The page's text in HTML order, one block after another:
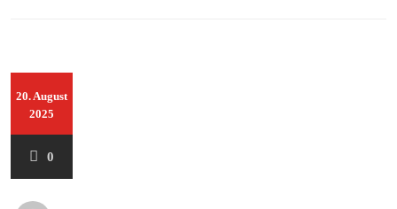
20. August
2025
0